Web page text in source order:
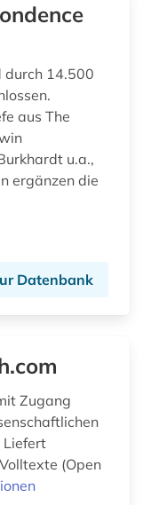
durch 14.500
aus The
u.a.,
ergänzen die
Datenbank
Liefert
(Open